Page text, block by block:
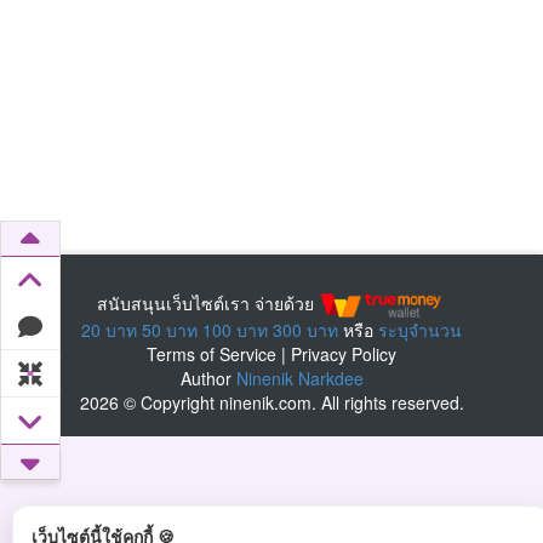
เว็บไซต์นี้ใช้คุกกี้ 🍪
สนับสนุนเว็บไซต์เรา จ่ายด้วย
20 บาท 50 บาท 100 บาท 300 บาท หรือ ระบุจำนวน
Terms of Service | Privacy Policy
Author Ninenik Narkdee
2026 © Copyright ninenik.com. All rights reserved.